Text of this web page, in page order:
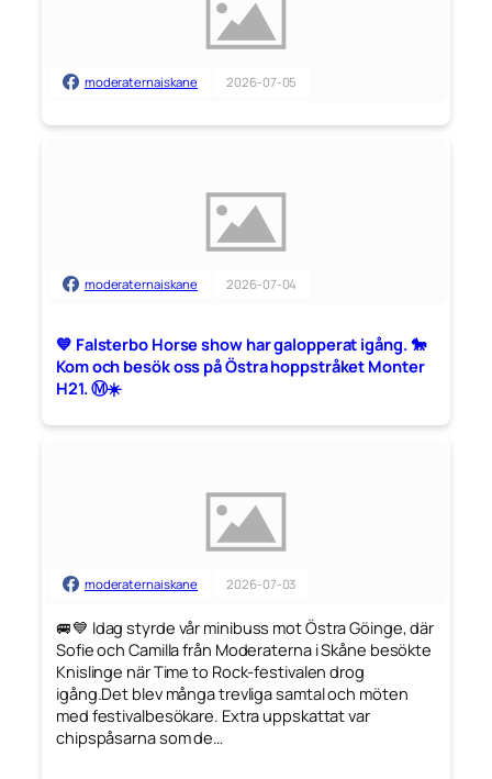
moderaternaiskane 2026-07-05
moderaternaiskane 2026-07-04
💙 Falsterbo Horse show har galopperat igång. 🐎
Kom och besök oss på Östra hoppstråket Monter
H21. Ⓜ️☀️
moderaternaiskane 2026-07-03
🚐💙 Idag styrde vår minibuss mot Östra Göinge, där
Sofie och Camilla från Moderaterna i Skåne besökte
Knislinge när Time to Rock-festivalen drog
igång.Det blev många trevliga samtal och möten
med festivalbesökare. Extra uppskattat var
chipspåsarna som de…